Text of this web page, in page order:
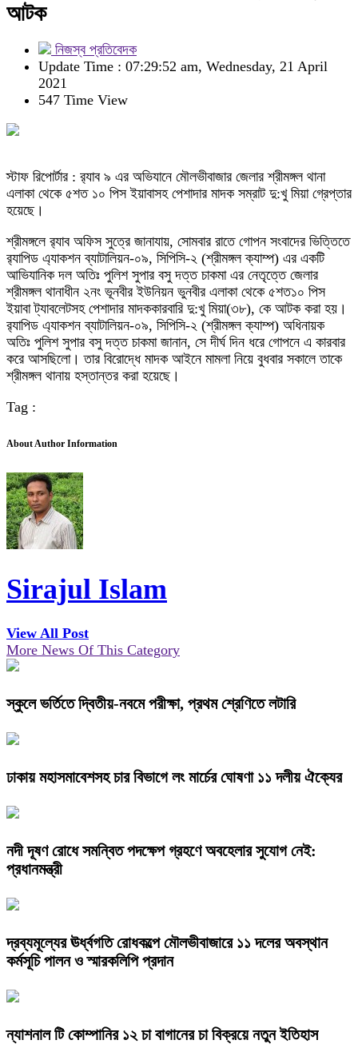
আটক
নিজস্ব প্রতিবেদক
Update Time : 07:29:52 am, Wednesday, 21 April
2021
547 Time View
স্টাফ রিপোর্টার : র‌্যাব ৯ এর অভিযানে মৌলভীবাজার জেলার শ্রীমঙ্গল থানা
এলাকা থেকে ৫শত ১০ পিস ইয়াবাসহ পেশাদার মাদক সম্রাট দু:খু মিয়া গ্রেপ্তার
হয়েছে।
শ্রীমঙ্গলে র‌্যাব অফিস সুত্রে জানাযায়, সোমবার রাতে গোপন সংবাদের ভিত্তিতে
র‌্যাপিড এ্যাকশন ব্যাটালিয়ন-০৯, সিপিসি-২ (শ্রীমঙ্গল ক্যাম্প) এর একটি
আভিযানিক দল অতিঃ পুলিশ সুপার বসু দত্ত চাকমা এর নেতৃত্তে জেলার
শ্রীমঙ্গল থানাধীন ২নং ভূনবীর ইউনিয়ন ভুনবীর এলাকা থেকে ৫শত১০ পিস
ইয়াবা ট্যাবলেটসহ পেশাদার মাদককারবারি দু:খু মিয়া(৩৮), কে আটক করা হয়।
র‌্যাপিড এ্যাকশন ব্যাটালিয়ন-০৯, সিপিসি-২ (শ্রীমঙ্গল ক্যাম্প) অধিনায়ক
অতিঃ পুলিশ সুপার বসু দত্ত চাকমা জানান, সে দীর্ঘ দিন ধরে গোপনে এ কারবার
করে আসছিলো। তার বিরোদ্ধে মাদক আইনে মামলা নিয়ে বুধবার সকালে তাকে
শ্রীমঙ্গল থানায় হস্তান্তর করা হয়েছে।
Tag :
About Author Information
Sirajul Islam
View All Post
More News Of This Category
স্কুলে ভর্তিতে দ্বিতীয়-নবমে পরীক্ষা, প্রথম শ্রেণিতে লটারি
ঢাকায় মহাসমাবেশসহ চার বিভাগে লং মার্চের ঘোষণা ১১ দলীয় ঐক্যের
নদী দূষণ রোধে সমন্বিত পদক্ষেপ গ্রহণে অবহেলার সুযোগ নেই:
প্রধানমন্ত্রী
দ্রব্যমূল্যের ঊর্ধ্বগতি রোধকল্পে মৌলভীবাজারে ১১ দলের অবস্থান
কর্মসূচি পালন ও স্মারকলিপি প্রদান
ন্যাশনাল টি কোম্পানির ১২ চা বাগানের চা বিক্রয়ে নতুন ইতিহাস